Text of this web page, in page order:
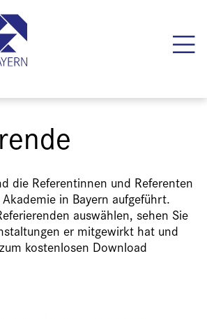
die Referentinnen und Referenten
in Bayern aufgeführt.
auswählen, sehen Sie
er mitgewirkt hat und
kostenlosen Download